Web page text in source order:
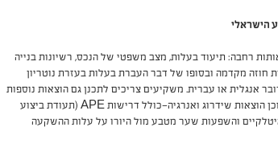
הישראלי
רחבה: תיעוד בעלות, מצב משפטי של הנכס, רשיונות בנייה
מקדמה ובסופו של דבר העברת בעלות בעזרת נוטריון
אנגלית או עברית. משקיעים צריכים לתכנן גם הוצאות נוספות
כגון מס רכישה, היטלי רישום, שכר טרחת עורך דין ונוטריון וכן הוצאות שידרוג ואנרגיה—כולל דרישות APE (תעודת ביצוע
והשפעות שער מטבע מול היורו על עלות ההשקעה